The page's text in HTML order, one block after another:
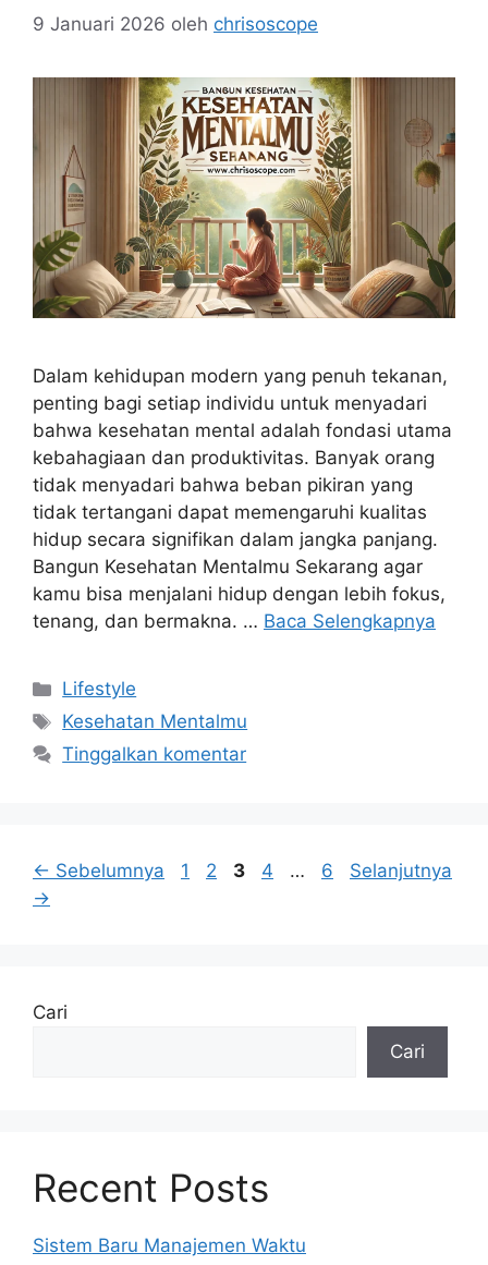
9 Januari 2026 oleh chrisoscope
Dalam kehidupan modern yang penuh tekanan,
penting bagi setiap individu untuk menyadari
bahwa kesehatan mental adalah fondasi utama
kebahagiaan dan produktivitas. Banyak orang
tidak menyadari bahwa beban pikiran yang
tidak tertangani dapat memengaruhi kualitas
hidup secara signifikan dalam jangka panjang.
Bangun Kesehatan Mentalmu Sekarang agar
kamu bisa menjalani hidup dengan lebih fokus,
tenang, dan bermakna. … Baca Selengkapnya
Kategori
Lifestyle
Tag
Kesehatan Mentalmu
Tinggalkan komentar
← Sebelumnya Halaman
1 Halaman
2 Halaman
3 Halaman
4 … Halaman
6
Selanjutnya
→
Cari
Cari
Recent Posts
Sistem Baru Manajemen Waktu